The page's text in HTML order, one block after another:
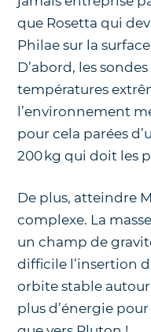
que Rosetta qui
Philae sur la
D’abord, les
températures
l’environnement
pour cela parées
200 kg qui doit les
De plus, atteindre
complexe. La
un champ de
difficile l’insertion
orbite stable
plus d’énergie